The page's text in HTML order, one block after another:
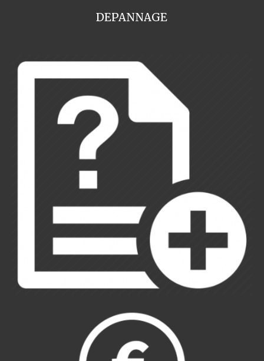
DEPANNAGE